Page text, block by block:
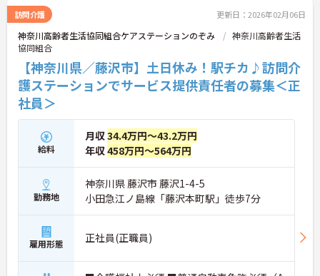
訪問介護 更新日：2026年02月06日
神奈川高齢者生活協同組合ケアステーションのぞみ
神奈川高齢者生活
協同組合
【神奈川県／藤沢市】土日休み！駅チカ♪訪問介
護ステーションでサービス提供責任者の募集＜正
社員＞
給料
月収34.4万円～43.2万円
年収458万円～564万円
勤務地
神奈川県 藤沢市 藤沢1-4-5
小田急江ノ島線「藤沢本町駅」徒歩7分
雇用形態 正社員(正職員)